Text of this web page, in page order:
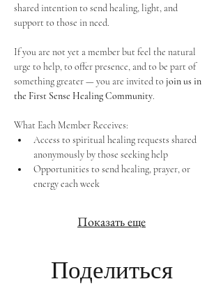
shared intention to send healing, light, and
support to those in need.
If you are not yet a member but feel the natural
urge to help, to offer presence, and to be part of
something greater — you are invited to join us in
the First Sense Healing Community.
What Each Member Receives:
Access to spiritual healing requests shared
anonymously by those seeking help
Opportunities to send healing, prayer, or
energy each week
Показать еще
Поделиться